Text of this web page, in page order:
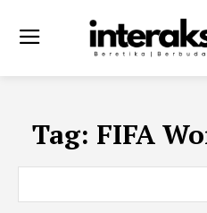
Tag: FIFA